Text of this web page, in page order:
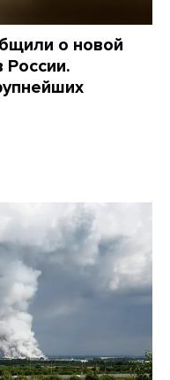
о новой
России.